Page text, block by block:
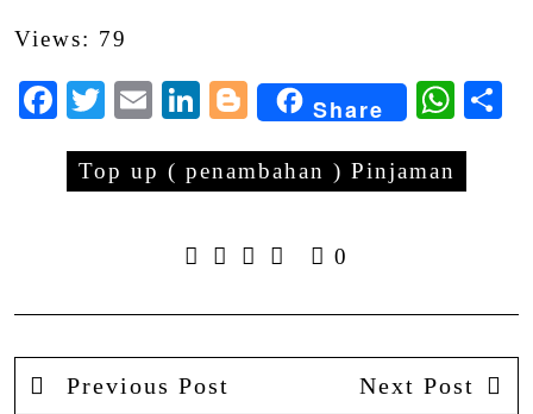
Views: 79
Facebook
Twitter
EmailLinkedIn
Blogger
Share
Top up ( penambahan ) Pinjaman
0
Previous Post Next Post